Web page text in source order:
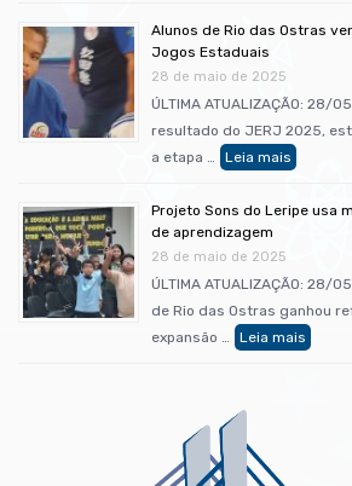
Alunos de Rio das Ostras
Jogos Estaduais
28 de maio de 2025
ÚLTIMA ATUALIZAÇÃO: 28/
resultado do JERJ 2025,
a etapa …
Projeto Sons do Leripe usa
de aprendizagem
28 de maio de 2025
ÚLTIMA ATUALIZAÇÃO: 28/
de Rio das Ostras ganhou
expansão …